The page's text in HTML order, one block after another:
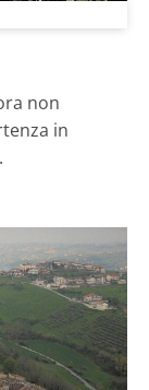
non
in